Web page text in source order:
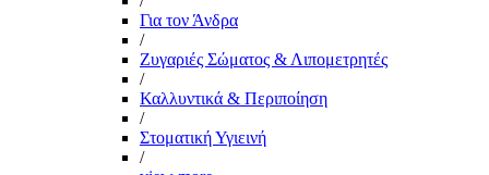
Για τον Άνδρα
/
Ζυγαριές Σώματος & Λιπομετρητές
/
Καλλυντικά & Περιποίηση
/
Στοματική Υγιεινή
/